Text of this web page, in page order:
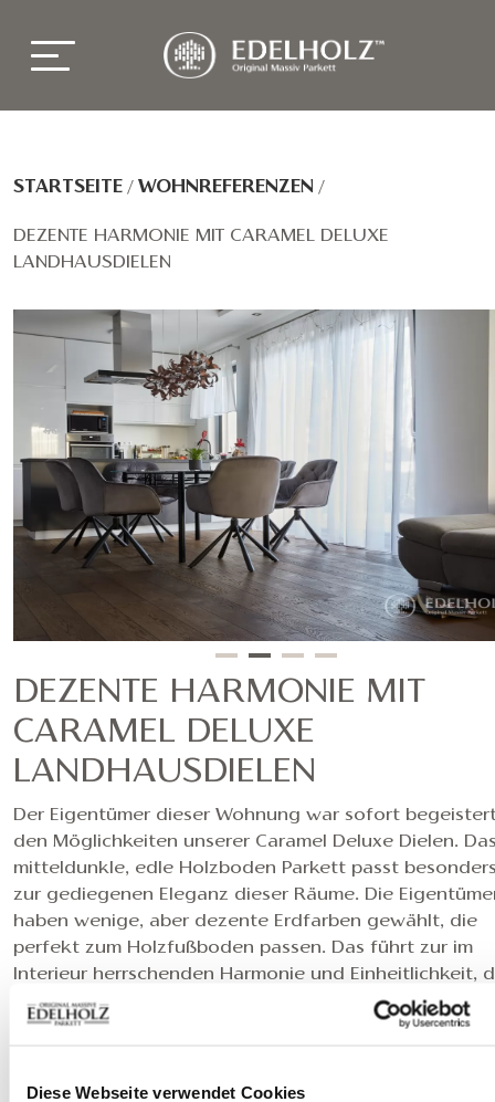
Diese Webseite verwendet Cookies
STARTSEITE / WOHNREFERENZEN /
DEZENTE HARMONIE MIT CARAMEL DELUXE
LANDHAUSDIELEN
DEZENTE HARMONIE MIT
CARAMEL DELUXE
LANDHAUSDIELEN
Der Eigentümer dieser Wohnung war sofort
den Möglichkeiten unserer Caramel Deluxe Dielen.
mitteldunkle, edle Holzboden Parkett passt
zur gediegenen Eleganz dieser Räume. Die
haben wenige, aber dezente Erdfarben gewählt, die
perfekt zum Holzfußboden passen. Das führt zur im
Interieur herrschenden Harmonie und Einheitlichkeit,
wir in jedem Detail spüren.
Natürlich war den Eigentümern auch die
TRIPLEX entschieden haben. Diese Landhausdielen